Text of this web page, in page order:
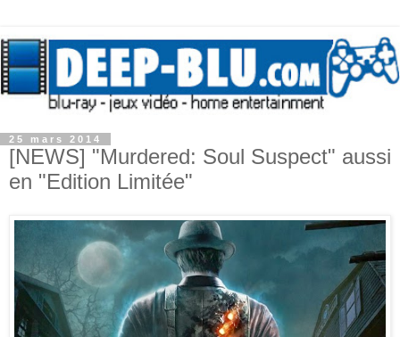
25 mars 2014
[NEWS] "Murdered: Soul Suspect" aussi
en "Edition Limitée"